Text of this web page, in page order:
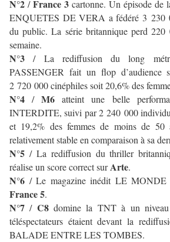
N°2 /France 3 cartonne. Un épisode de
ENQUETES DE VERA a fédéré 3 230
du public. La série britannique perd 220
semaine.
N°3/ La rediffusion du long
PASSENGER fait un flop d’audience
2 720 000 cinéphiles soit 20,6% des
N°4/M6 atteint une belle
INTERDITE, suivi par 2 240 000
et 19,2% des femmes de moins de 50
relativement stable en comparaison à sa
N°5 / La rediffusion du thriller
réalise un score correct surArte.
N°6 / Le magazine inédit LE
France 5.
N°7/ C8domine la TNT à un niveau
téléspectateurs étaient devant la
BALADE ENTRE LES TOMBES.